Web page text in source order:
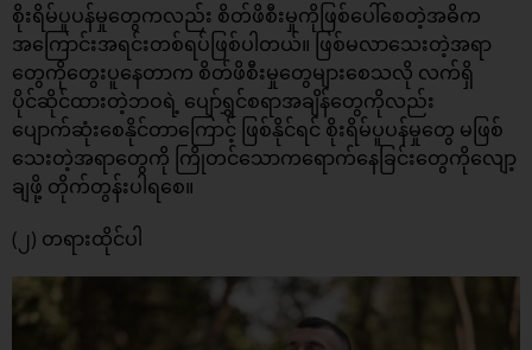
စိုးရိမ်ပူပန်မှုတွေကလည်း စိတ်ဖိစီးမှုကိုဖြစ်ပေါ်စေတဲ့အဓိက
အကြောင်းအရင်းတစ်ရပ်ဖြစ်ပါတယ်။ ဖြစ်မလာသေးတဲ့အရာ
တွေကိုတွေးပူနေတာက စိတ်ဖိစီးမှုတွေများစေသလို လက်ရှိ
ပိုင်ဆိုင်ထားတဲ့ဘဝရဲ့ ပျော်ရွှင်စရာအချိန်တွေကိုလည်း
ပျောက်ဆုံးစေနိုင်တာကြောင့် ဖြစ်နိုင်ရင် စိုးရိမ်ပူပန်မှုတွေ မဖြစ်
သေးတဲ့အရာတွေကို ကြိုတင်သောကရောက်နေခြင်းတွေကိုလျော့
ချဖို့ တိုက်တွန်းပါရစေ။
(၂) တရားထိုင်ပါ